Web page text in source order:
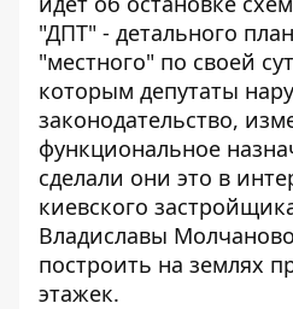
"ДПТ" - детального
"местного" по своей
которым депутаты
законодательство,
функциональное
сделали они это в
киевского
Владиславы
построить на землях
этажек.